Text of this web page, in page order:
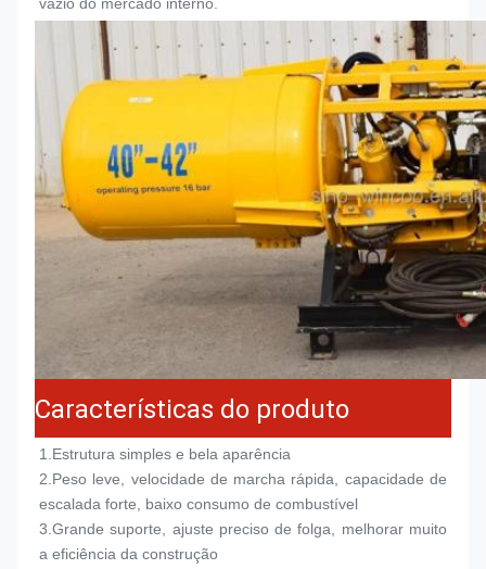
Características do produto
1. Estrutura simples e bela aparência
2. Peso leve, velocidade de marcha rápida, capacidade de
escalada forte, baixo consumo de combustível
3. Grande suporte, ajuste preciso de folga, melhorar muito
a eficiência da construção